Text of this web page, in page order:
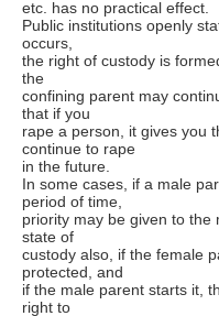
etc. has no practical effect.
Public institutions openly
occurs,
the right of custody is
the
confining parent may
that if you
rape a person, it gives you
continue to rape
in the future.
In some cases, if a male
period of time,
priority may be given to
state of
custody also, if the female
protected, and
if the male parent starts it,
right to